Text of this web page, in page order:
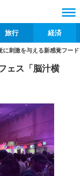
旅行 経済
に刺激を与える新感覚フー
ェス「脳汁横